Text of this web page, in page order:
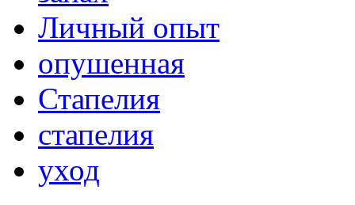
Личный опыт
опушенная
Стапелия
стапелия
уход